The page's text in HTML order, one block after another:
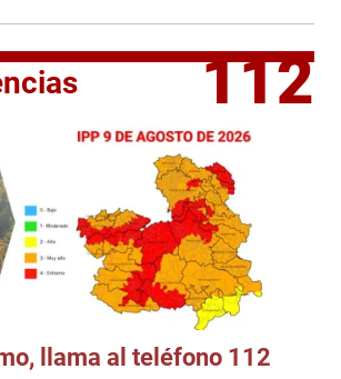
112
llama al teléfono 112